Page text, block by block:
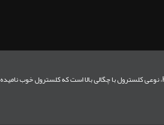
زمانی که به کلسترول فکر می‌کنید معمولا به یاد کلسترول بد یا کلسترول بالا می‌افتید اما نوعی کلسترول هم وجود دارد که کلسترول خوب نامیده می‌شود و بدن به آن نیاز دارد. HDL، نوعی کلسترول با چگالی بالا است که کلسترول خوب نامیده